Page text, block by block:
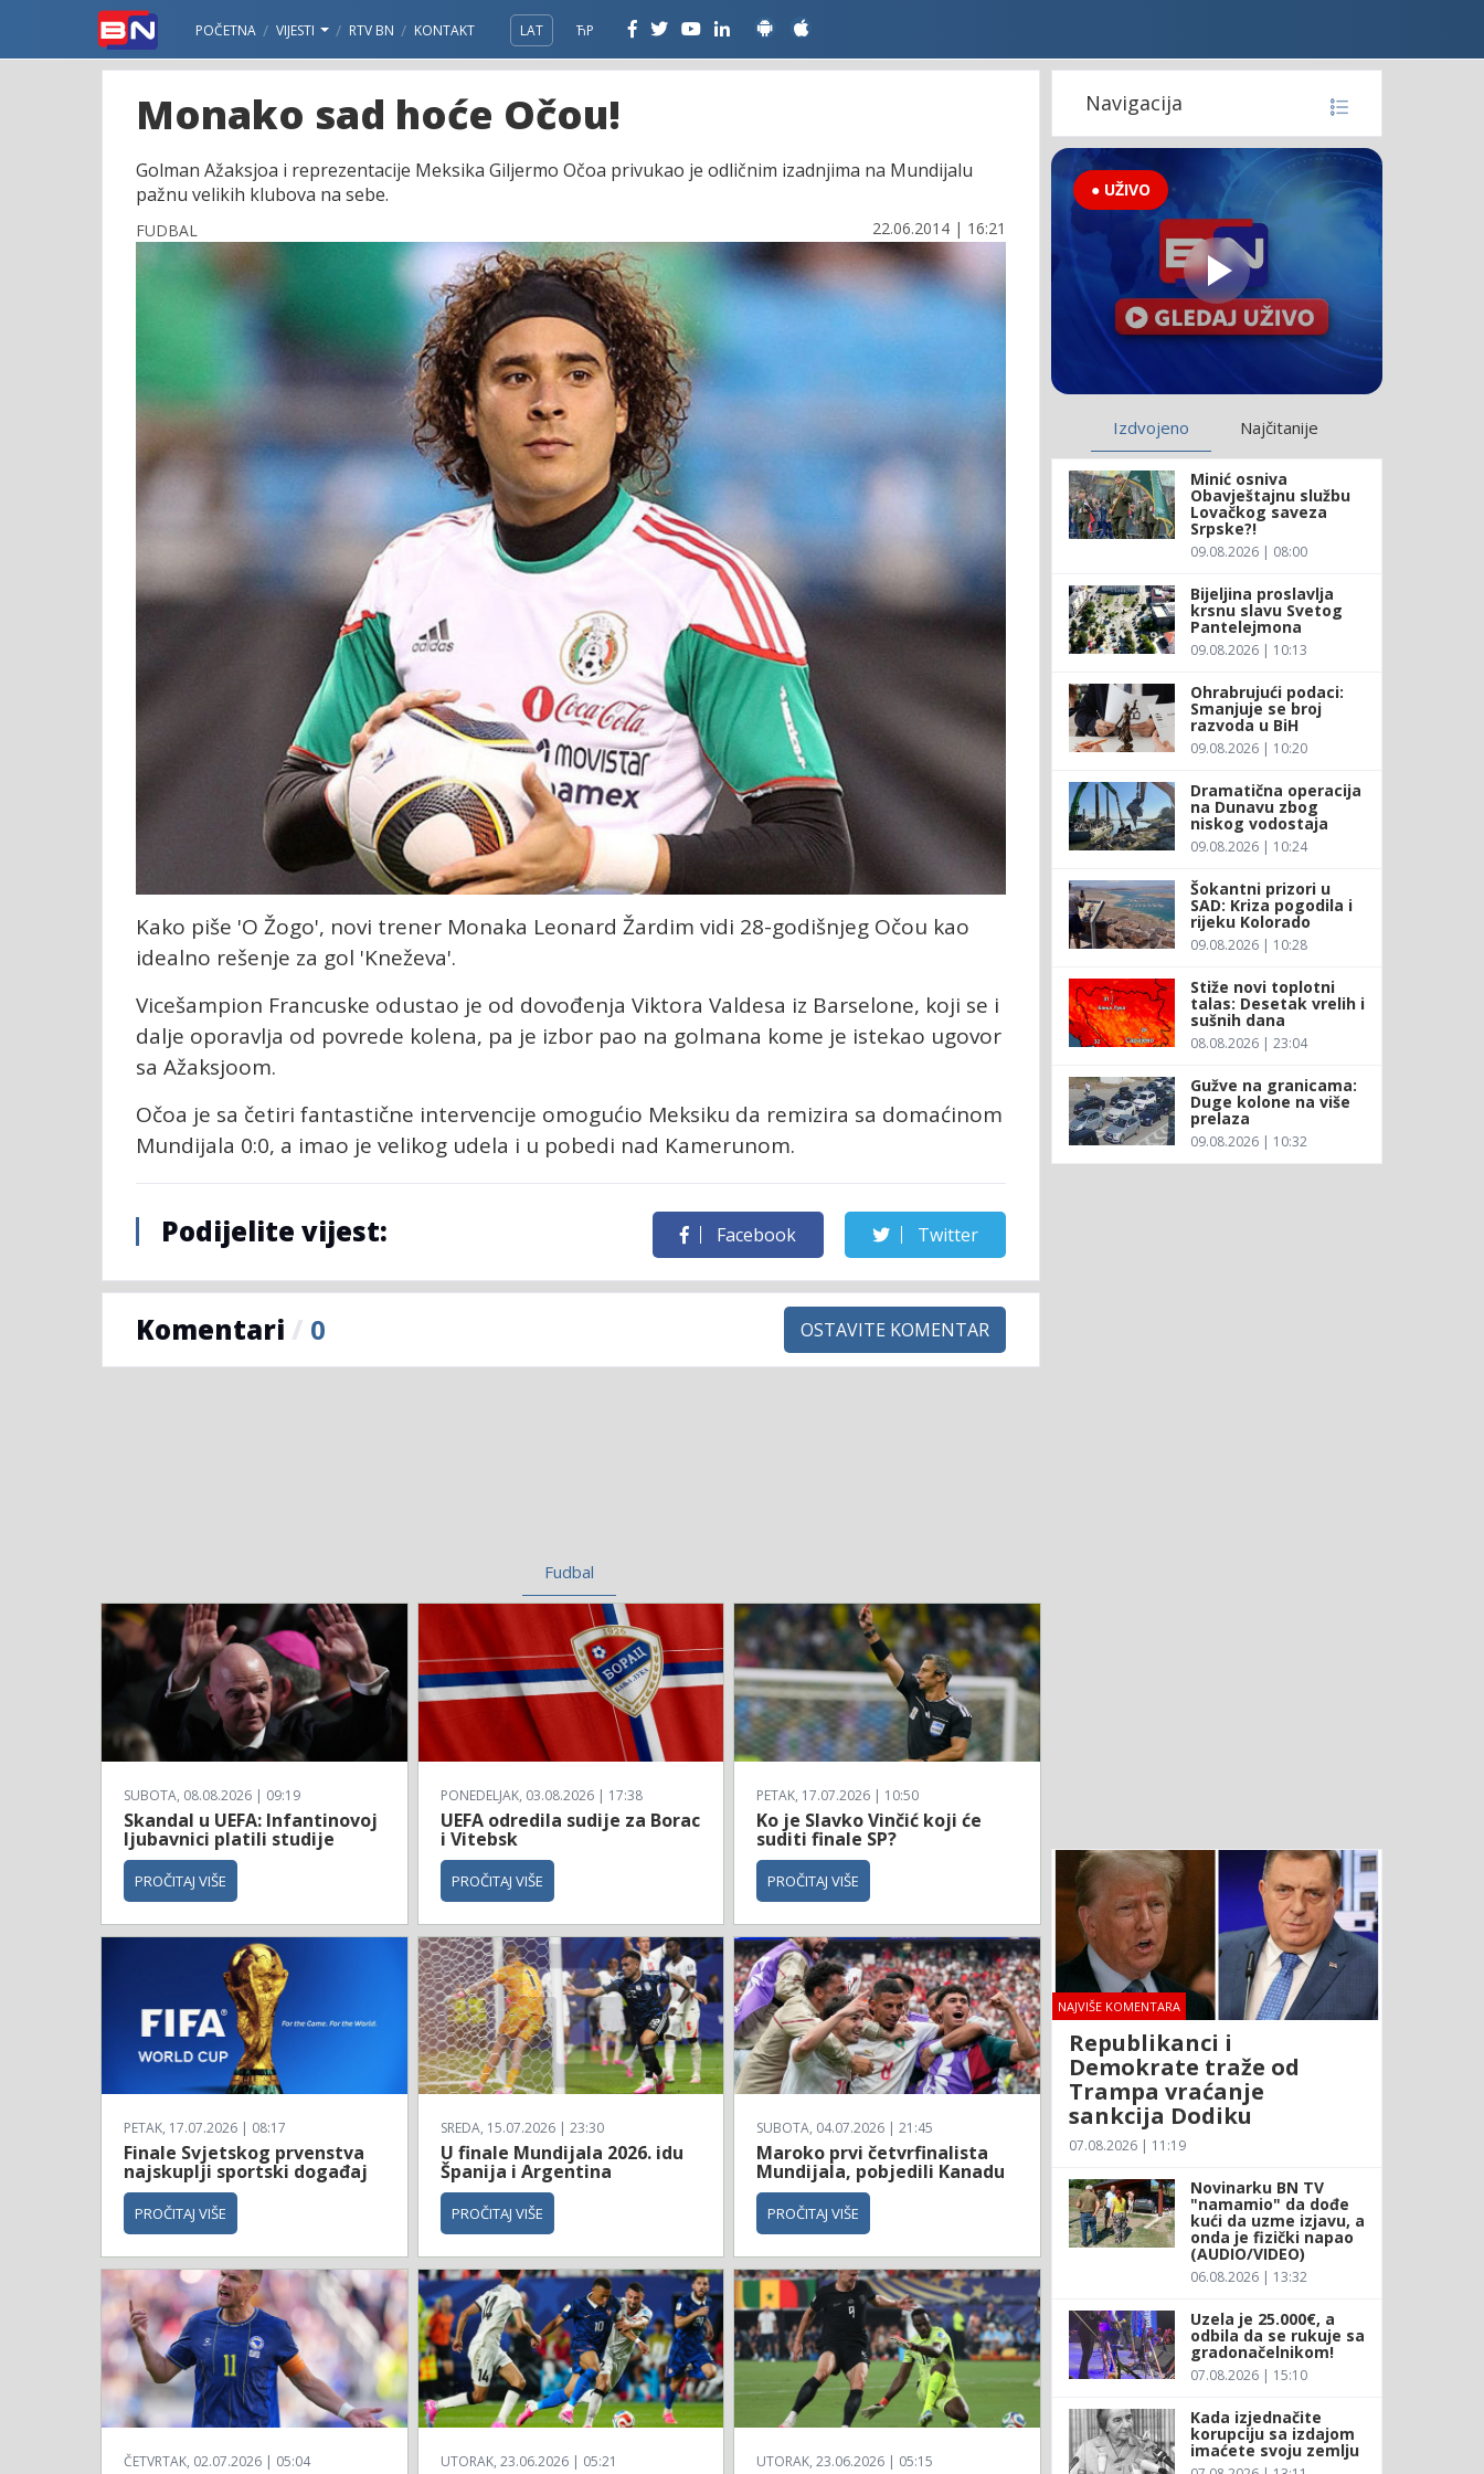
POČETNA VIJESTI RTV BN KONTAKT LAT ЋР
Monako sad hoće Očou!
Golman Ažaksjoa i reprezentacije Meksika Giljermo Očoa privukao je odličnim izadnjima na Mundijalu
pažnu velikih klubova na sebe.
FUDBAL 22.06.2014 | 16:21
Kako piše 'O Žogo', novi trener Monaka Leonard Žardim vidi 28-godišnjeg Očou kao
idealno rešenje za gol 'Kneževa'.
Vicešampion Francuske odustao je od dovođenja Viktora Valdesa iz Barselone, koji se i
dalje oporavlja od povrede kolena, pa je izbor pao na golmana kome je istekao ugovor
sa Ažaksjoom.
Očoa je sa četiri fantastične intervencije omogućio Meksiku da remizira sa domaćinom
Mundijala 0:0, a imao je velikog udela i u pobedi nad Kamerunom.
Podijelite vijest: Facebook Twitter
Komentari / 0 OSTAVITE KOMENTAR
Fudbal
SUBOTA, 08.08.2026 | 09:19
Skandal u UEFA: Infantinovoj
ljubavnici platili studije
PROČITAJ VIŠE
PONEDELJAK, 03.08.2026 | 17:38
UEFA odredila sudije za Borac
i Vitebsk
PROČITAJ VIŠE
PETAK, 17.07.2026 | 10:50
Ko je Slavko Vinčić koji će
suditi finale SP?
PROČITAJ VIŠE
PETAK, 17.07.2026 | 08:17
Finale Svjetskog prvenstva
najskuplji sportski događaj
PROČITAJ VIŠE
SREDA, 15.07.2026 | 23:30
U finale Mundijala 2026. idu
Španija i Argentina
PROČITAJ VIŠE
SUBOTA, 04.07.2026 | 21:45
Maroko prvi četvrfinalista
Mundijala, pobjedili Kanadu
PROČITAJ VIŠE
ČETVRTAK, 02.07.2026 | 05:04 UTORAK, 23.06.2026 | 05:21 UTORAK, 23.06.2026 | 05:15
Navigacija
● UŽIVO
Izdvojeno Najčitanije
Minić osniva
Obavještajnu službu
Lovačkog saveza
Srpske?!
09.08.2026 | 08:00
Bijeljina proslavlja
krsnu slavu Svetog
Pantelejmona
09.08.2026 | 10:13
Ohrabrujući podaci:
Smanjuje se broj
razvoda u BiH
09.08.2026 | 10:20
Dramatična operacija
na Dunavu zbog
niskog vodostaja
09.08.2026 | 10:24
Šokantni prizori u
SAD: Kriza pogodila i
rijeku Kolorado
09.08.2026 | 10:28
Stiže novi toplotni
talas: Desetak vrelih i
sušnih dana
08.08.2026 | 23:04
Gužve na granicama:
Duge kolone na više
prelaza
09.08.2026 | 10:32
NAJVIŠE KOMENTARA
Republikanci i
Demokrate traže od
Trampa vraćanje
sankcija Dodiku
07.08.2026 | 11:19
Novinarku BN TV
"namamio" da dođe
kući da uzme izjavu, a
onda je fizički napao
(AUDIO/VIDEO)
06.08.2026 | 13:32
Uzela je 25.000€, a
odbila da se rukuje sa
gradonačelnikom!
07.08.2026 | 15:10
Kada izjednačite
korupciju sa izdajom
imaćete svoju zemlju